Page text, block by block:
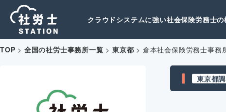
クラウドシステムに強い社会保険労務士
TOP > 全国の社労士事務所一覧 >東京都 > 倉本社会保険労務士事務
東京都